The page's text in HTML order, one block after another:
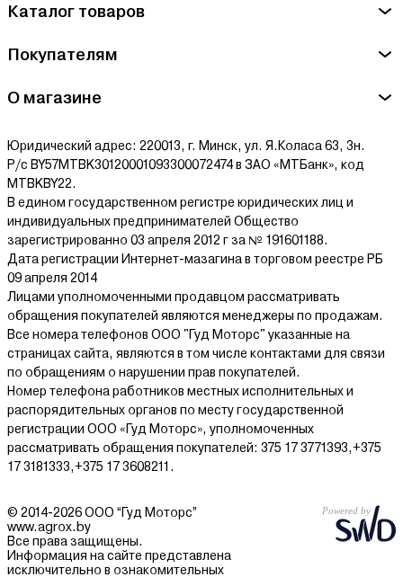
Каталог товаров
Покупателям
О магазине
Юридический адрес: 220013, г. Минск, ул. Я.Коласа 63, 3н.
Р/с BY57MTBK30120001093300072474 в ЗАО «МТБанк», код
MTBKBY22.
В едином государственном регистре юридических лиц и
индивидуальных предпринимателей Общество
зарегистрированно 03 апреля 2012 г за № 191601188.
Дата регистрации Интернет-мазагина в торговом реестре РБ
09 апреля 2014
Лицами уполномоченными продавцом рассматривать
обращения покупателей являются менеджеры по продажам.
Все номера телефонов ООО "Гуд Моторс" указанные на
страницах сайта, являются в том числе контактами для связи
по обращениям о нарушении прав покупателей.
Номер телефона работников местных исполнительных и
распорядительных органов по месту государственной
регистрации ООО «Гуд Моторс», уполномоченных
рассматривать обращения покупателей: 375 17 3771393,+375
17 3181333,+375 17 3608211.
© 2014-2026 ООО “Гуд Моторс”
www.agrox.by
Все права защищены.
Информация на сайте представлена
исключительно в ознакомительных